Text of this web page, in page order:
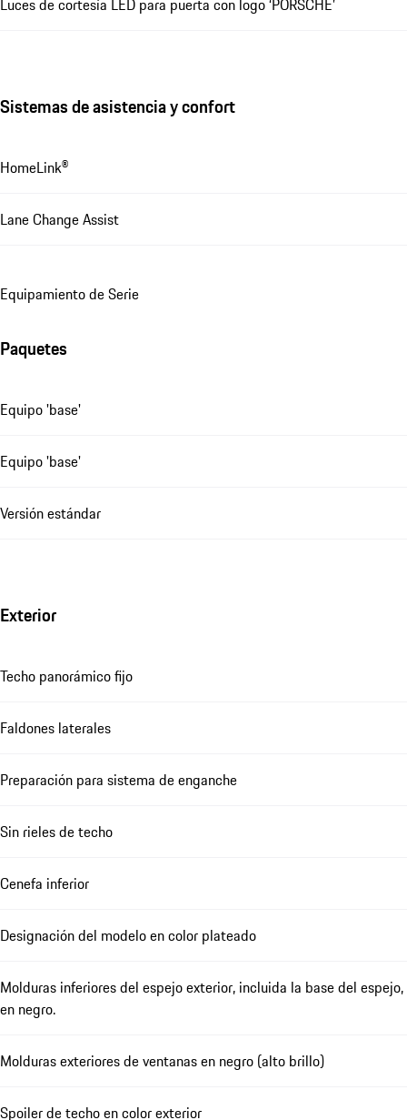
Luces de cortesía LED para puerta con logo ‘PORSCHE’
Sistemas de asistencia y confort
HomeLink®
Lane Change Assist
Equipamiento de Serie
Paquetes
Equipo 'base'
Equipo 'base'
Versión estándar
Exterior
Techo panorámico fijo
Faldones laterales
Preparación para sistema de enganche
Sin rieles de techo
Cenefa inferior
Designación del modelo en color plateado
Molduras inferiores del espejo exterior, incluida la base del espejo,
en negro.
Molduras exteriores de ventanas en negro (alto brillo)
Spoiler de techo en color exterior